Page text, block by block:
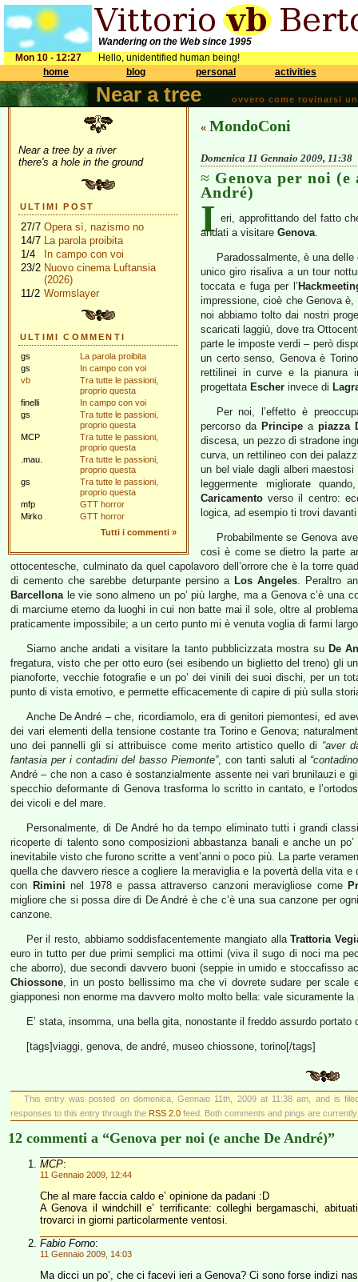
Wandering on the Web since 1995
Mon 10 - 12:27
Hello, unidentified human being!
home
blog personal activities
Near a tree ovvero come rovinarsi
Near a tree by a river
there's a hole in the ground
ULTIMI POST
27/7 Opera sì, nazismo no
14/7 La parola proibita
1/4
In campo con voi
23/2 Nuovo cinema Luftansia
(2026)
11/2 Wormslayer
ULTIMI COMMENTI
gs
La parola proibita
gs
In campo con voi
vb
Tra tutte le passioni,
proprio questa
finelli
In campo con voi
gs
Tra tutte le passioni,
proprio questa
MCP
Tra tutte le passioni,
proprio questa
.mau.
Tra tutte le passioni,
proprio questa
gs
Tra tutte le passioni,
proprio questa
mfp
GTT horror
Mirko
GTT horror
Tutti i commenti »
« MondoConi
Domenica 11 Gennaio 2009, 11:38
Genova per noi (e
André)
I eri, approfittando del fatto
andati a visitare Genova.
Paradossalmente, è una
unico giro risaliva a un tour
toccata e fuga per l’
impressione, cioè che Genova
noi abbiamo tolto dai nostri
scaricati laggiù, dove tra
parte le imposte verdi – però
un certo senso, Genova è
rettilinei in curve e la pianura
progettata Escher invece di
Per noi, l’effetto è
percorso da Principe apiazza
discesa, un pezzo di stradone
curva, un rettilineo con dei
un bel viale dagli alberi
leggermente migliorate
Caricamento verso il centro:
logica, ad esempio ti trovi
Probabilmente se Genova
così è come se dietro la parte
ottocentesche, culminato da quel capolavoro dell’orrore che è la torre
di cemento che sarebbe deturpante persino a Los Angeles. Peraltro
Barcellonale vie sono almeno un po’ più larghe, ma a Genova c’è una
di marciume eterno da luoghi in cui non batte mai il sole, oltre al
praticamente impossibile; a un certo punto mi è venuta voglia di farmi
Siamo anche andati a visitare la tanto pubblicizzata mostra su De
fregatura, visto che per otto euro (sei esibendo un biglietto del treno) gli
pianoforte, vecchie fotografie e un po’ dei vinili dei suoi dischi, per un
punto di vista emotivo, e permette efficacemente di capire di più sulla
Anche De André – che, ricordiamolo, era di genitori piemontesi, ed
dei vari elementi della tensione costante tra Torino e Genova;
uno dei pannelli gli si attribuisce come merito artistico quello di “aver
fantasia per i contadini del basso Piemonte”, con tanti saluti al
André – che non a caso è sostanzialmente assente nei vari brunilauzi e
specchio deformante di Genova trasforma lo scritto in cantato, e
dei vicoli e del mare.
Personalmente, di De André ho da tempo eliminato tutti i grandi
ricoperte di talento sono composizioni abbastanza banali e anche un
inevitabile visto che furono scritte a vent’anni o poco più. La parte
quella che davvero riesce a cogliere la meraviglia e la povertà della vita
con Rimini nel 1978 e passa attraverso canzoni meravigliose come
migliore che si possa dire di De André è che c’è una sua canzone per
canzone.
Per il resto, abbiamo soddisfacentemente mangiato allaTrattoria
euro in tutto per due primi semplici ma ottimi (viva il sugo di noci ma
che aborro), due secondi davvero buoni (seppie in umido e stoccafisso
Chiossone, in un posto bellissimo ma che vi dovrete sudare per scale
giapponesi non enorme ma davvero molto molto bella: vale sicuramente la
E’ stata, insomma, una bella gita, nonostante il freddo assurdo
[tags]viaggi, genova, de andré, museo chiossone, torino[/tags]
This entry was posted on domenica, Gennaio 11th, 2009 at 11:38 am, and is
responses to this entry through the RSS 2.0 feed. Both comments and pings are
12 commenti a “Genova per noi (e anche De André)”
MCP:
11 Gennaio 2009, 12:44
Che al mare faccia caldo e’ opinione da padani :D
A Genova il windchill e’ terrificante: colleghi bergamaschi,
trovarci in giorni particolarmente ventosi.
Fabio Forno:
11 Gennaio 2009, 14:03
Ma dicci un po’, che ci facevi ieri a Genova? Ci sono forse indizi